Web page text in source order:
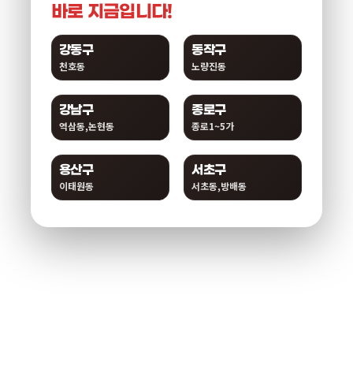
바로 지금입니다!
강동구
천호동
동작구
노량진동
강남구
역삼동,논현동
종로구
종로1~5가
용산구
이태원동
서초구
서초동,방배동